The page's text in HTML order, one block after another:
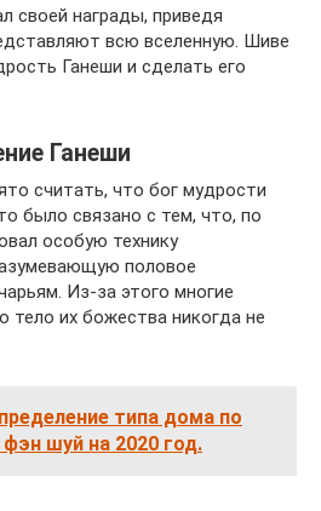
своей награды, приведя
всю вселенную. Шиве
Ганеши и сделать его
Ганеши
считать, что бог мудрости
было связано с тем, что, по
особую технику
половое
Из-за этого многие
тело их божества никогда не
типа дома по
шуй на 2020 год.